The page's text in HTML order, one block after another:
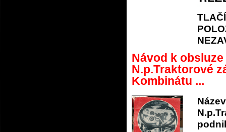
Návod k
N.p.Traktorové
Kombinátu ...